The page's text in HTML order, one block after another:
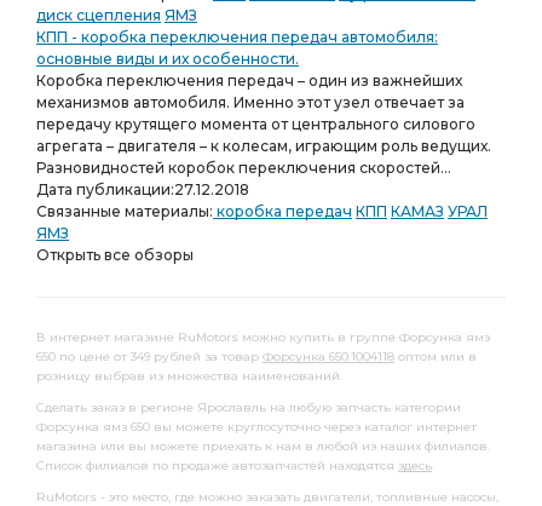
диск сцепления ЯМЗ
КПП - коробка переключения передач автомобиля:
основные виды и их особенности.
Коробка переключения передач – один из важнейших
механизмов автомобиля. Именно этот узел отвечает за
передачу крутящего момента от центрального силового
агрегата – двигателя – к колесам, играющим роль ведущих.
Разновидностей коробок переключения скоростей...
Дата публикации:27.12.2018
Связанные материалы: коробка передач КПП КАМАЗ УРАЛ
ЯМЗ
Открыть все обзоры
В интернет магазине RuMotors можно купить в группе Форсунка ямз
650 по цене от 349 рублей за товар Форсунка 650.1004118 оптом или в
розницу выбрав из множества наименований.
Сделать заказ в регионе Ярославль на любую запчасть категории
Форсунка ямз 650 вы можете круглосуточно через каталог интернет
магазина или вы можете приехать к нам в любой из наших филиалов.
Список филиалов по продаже автозапчастей находятся здесь.
RuMotors - это место, где можно заказать двигатели, топливные насосы,